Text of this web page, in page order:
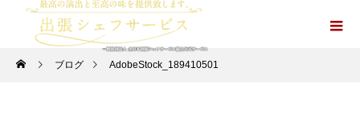
ブログ AdobeStock_189410501